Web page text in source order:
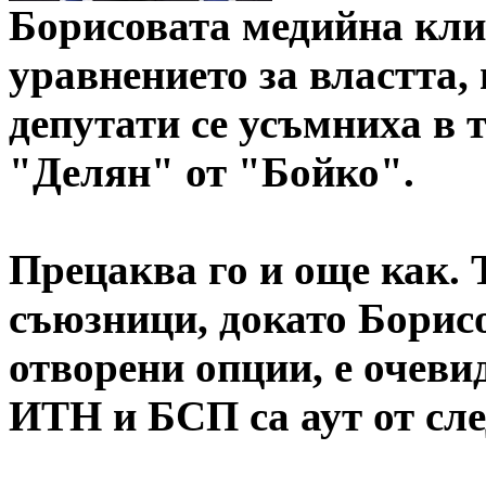
Борисовата медийна
уравнението за
депутати се усъмниха в
"Делян" от "Бойко".
Прецаква го и още как.
съюзници, докато
отворени опции, е
ИТН и БСП са аут от